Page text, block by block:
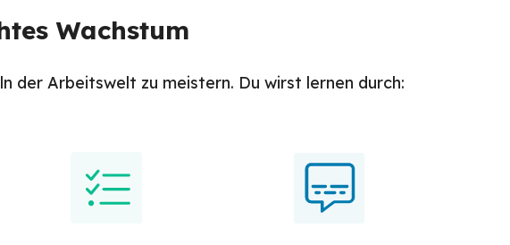
Wachstum
der Arbeitswelt zu meistern. Du wirst lernen durch: